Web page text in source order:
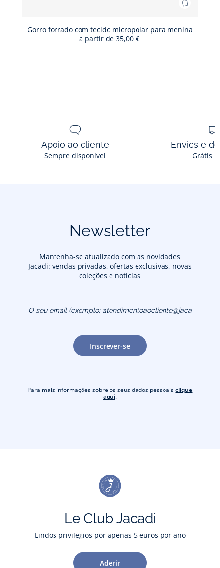
Adicionar
cesto
Gorro forrado com tecido micropolar para menina
a partir de 35,00 €
Apoio ao cliente
Sempre disponível
Envios e
Grátis
Newsletter
Mantenha-se atualizado com as novidades
Jacadi: vendas privadas, ofertas exclusivas, novas
coleções e notícias
atendimentoaocliente@jacadi.pt)
Inscrever-se
Para mais informações sobre os seus dados pessoaisclique
aqui.
Le Club Jacadi
Lindos privilégios por apenas 5 euros por ano
Aderir